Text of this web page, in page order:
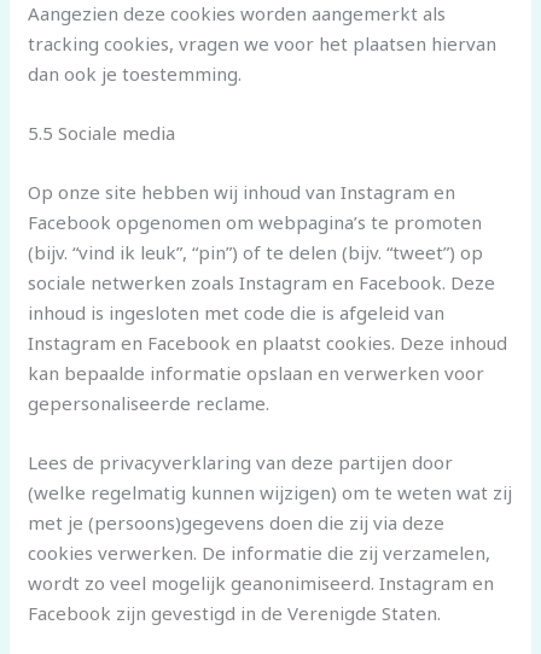
Aangezien deze cookies worden aangemerkt als
tracking cookies, vragen we voor het plaatsen hiervan
dan ook je toestemming.
5.5 Sociale media
Op onze site hebben wij inhoud van Instagram en
Facebook opgenomen om webpagina’s te promoten
(bijv. “vind ik leuk”, “pin”) of te delen (bijv. “tweet”) op
sociale netwerken zoals Instagram en Facebook. Deze
inhoud is ingesloten met code die is afgeleid van
Instagram en Facebook en plaatst cookies. Deze inhoud
kan bepaalde informatie opslaan en verwerken voor
gepersonaliseerde reclame.
Lees de privacyverklaring van deze partijen door
(welke regelmatig kunnen wijzigen) om te weten wat zij
met je (persoons)gegevens doen die zij via deze
cookies verwerken. De informatie die zij verzamelen,
wordt zo veel mogelijk geanonimiseerd. Instagram en
Facebook zijn gevestigd in de Verenigde Staten.